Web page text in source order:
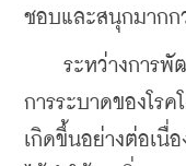
ชอบและสนุกมากก
ระหว่างการพัฒ
การระบาดของโร
เกิดขึ้นอย่างต่อเนื่